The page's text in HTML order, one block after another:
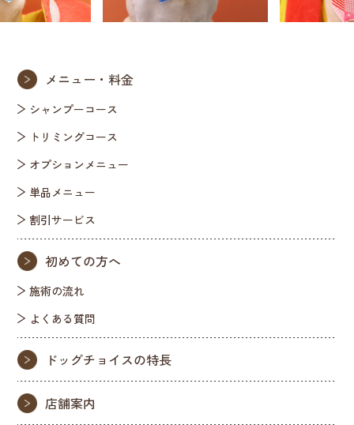
メニュー・料金
シャンプーコース
トリミングコース
オプションメニュー
単品メニュー
割引サービス
初めての方へ
施術の流れ
よくある質問
ドッグチョイスの特長
店舗案内